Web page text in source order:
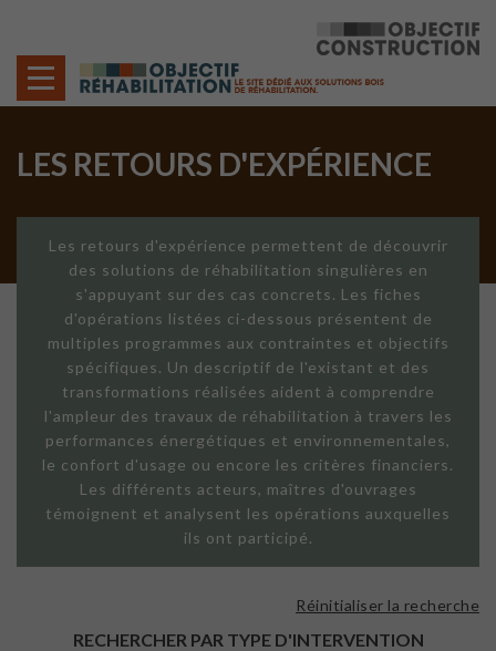
LES RETOURS D'EXPÉRIENCE
Les retours d'expérience permettent de découvrir
des solutions de réhabilitation singulières en
s'appuyant sur des cas concrets. Les fiches
d'opérations listées ci-dessous présentent de
multiples programmes aux contraintes et objectifs
spécifiques. Un descriptif de l'existant et des
transformations réalisées aident à comprendre
l'ampleur des travaux de réhabilitation à travers les
performances énergétiques et environnementales,
le confort d'usage ou encore les critères financiers.
Les différents acteurs, maîtres d'ouvrages
témoignent et analysent les opérations auxquelles
ils ont participé.
RECHERCHER PAR TYPE D'INTERVENTION
Réinitialiser la recherche
FAÇADE SUR
LINÉAIRE